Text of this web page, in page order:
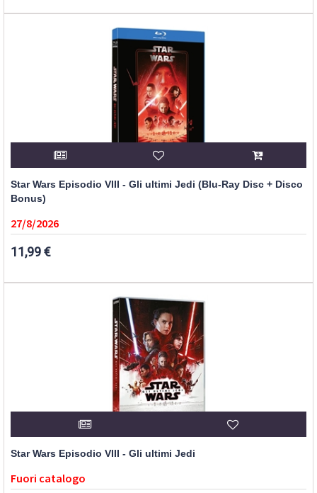
Star Wars Episodio VIII - Gli ultimi Jedi (Blu-Ray Disc + Disco
Bonus)
27/8/2026
11,99 €
Star Wars Episodio VIII - Gli ultimi Jedi
Fuori catalogo